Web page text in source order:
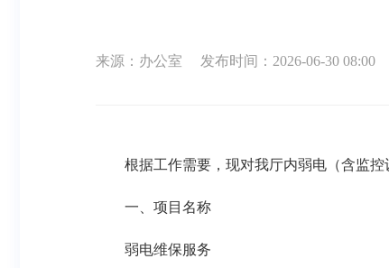
来源：办公室 发布时间：2026-06-30 08:00
根据工作需要，现对我厅内弱电（含监
一、项目名称
弱电维保服务